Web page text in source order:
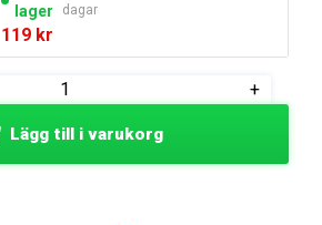
lager
dagar
119 kr
+
Lägg till i varukorg